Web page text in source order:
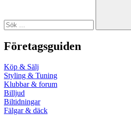
Företagsguiden
Köp & Sälj
Styling & Tuning
Klubbar & forum
Billjud
Biltidningar
Fälgar & däck